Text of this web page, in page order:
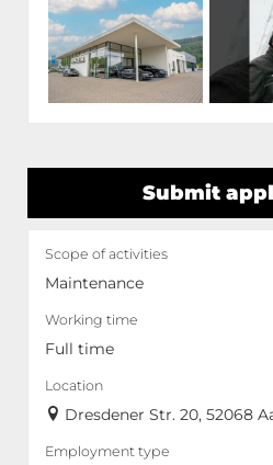
Submit
Scope of activities
Maintenance
Working time
Full time
Location
Dresdener Str. 20, 52068
Employment type